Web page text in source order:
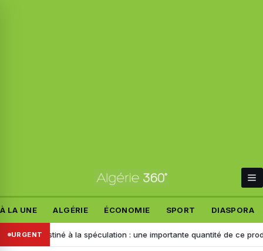
À LA UNE ALGÉRIE ÉCONOMIE SPORT DIASPORA
URGENTà la spéculation : une importante quantité de ce produit saisie